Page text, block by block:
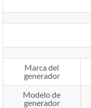
Marca del
generador
Modelo de
generador